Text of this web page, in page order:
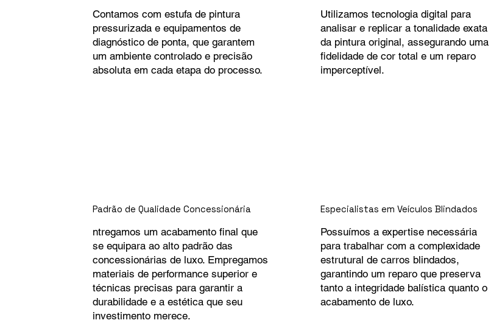
Contamos com estufa de pintura
pressurizada e equipamentos de
diagnóstico de ponta, que garantem
um ambiente controlado e precisão
absoluta em cada etapa do processo.
Utilizamos tecnologia digital para
analisar e replicar a tonalidade exata
da pintura original, assegurando uma
fidelidade de cor total e um reparo
imperceptível.
Padrão de Qualidade Concessionária
ntregamos um acabamento final que
se equipara ao alto padrão das
concessionárias de luxo. Empregamos
materiais de performance superior e
técnicas precisas para garantir a
durabilidade e a estética que seu
investimento merece.
Especialistas em Veículos Blindados
Possuímos a expertise necessária
para trabalhar com a complexidade
estrutural de carros blindados,
garantindo um reparo que preserva
tanto a integridade balística quanto o
acabamento de luxo.